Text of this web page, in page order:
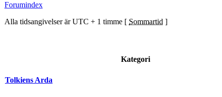
Forumindex
Alla tidsangivelser är UTC + 1 timme [ Sommartid ]
Kategori
Tolkiens Arda